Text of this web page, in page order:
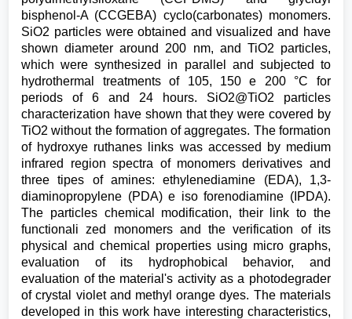
bisphenol-A (CCGEBA) cyclo(carbonates) monomers.
SiO2 particles were obtained and visualized and have
shown diameter around 200 nm, and TiO2 particles,
which were synthesized in parallel and subjected to
hydrothermal treatments of 105, 150 e 200 °C for
periods of 6 and 24 hours. SiO2@TiO2 particles
characterization have shown that they were covered by
TiO2 without the formation of aggregates. The formation
of hydroxye ruthanes links was accessed by medium
infrared region spectra of monomers derivatives and
three tipes of amines: ethylenediamine (EDA), 1,3-
diaminopropylene (PDA) e iso forenodiamine (IPDA).
The particles chemical modification, their link to the
functionali zed monomers and the verification of its
physical and chemical properties using micro graphs,
evaluation of its hydrophobical behavior, and
evaluation of the material's activity as a photodegrader
of crystal violet and methyl orange dyes. The materials
developed in this work have interesting characteristics,